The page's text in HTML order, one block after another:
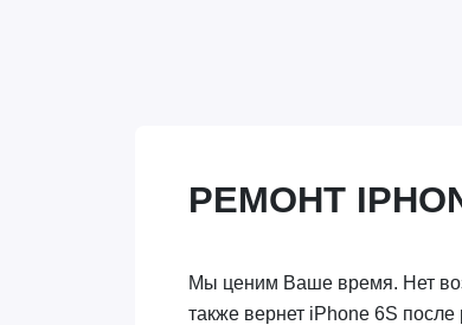
РЕМОНТ
Мы ценим Ваше время. Нет
также вернет iPhone 6S